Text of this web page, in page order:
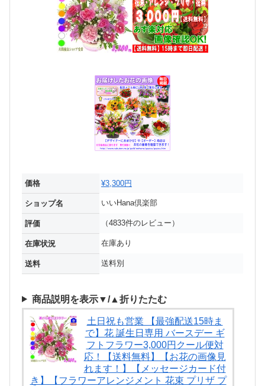
価格 ¥3,300円
ショップ名 いいHana倶楽部
評価 （4833件のレビュー）
在庫状況 在庫あり
送料 送料別
商品説明を表示▼/▲折りたたむ
土日祝も営業 【最強配送15時ま
で】花 誕生日専用 バースデー ギ
フトフラワー3,000円クール便対
応！【送料無料】【お花の画像見
れます！】【メッセージカード付
き】【フラワーアレンジメント 花束 プリザ プ